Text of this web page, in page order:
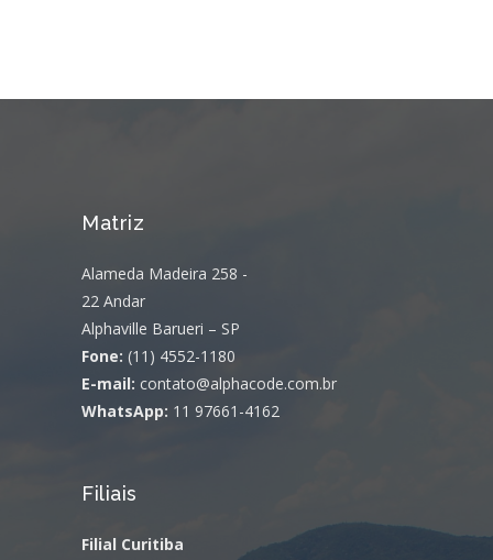
Matriz
Alameda Madeira 258 -
22 Andar
Alphaville Barueri – SP
Fone: (11) 4552-1180
E-mail: contato@alphacode.com.br
WhatsApp: 11 97661-4162
Filiais
Filial Curitiba